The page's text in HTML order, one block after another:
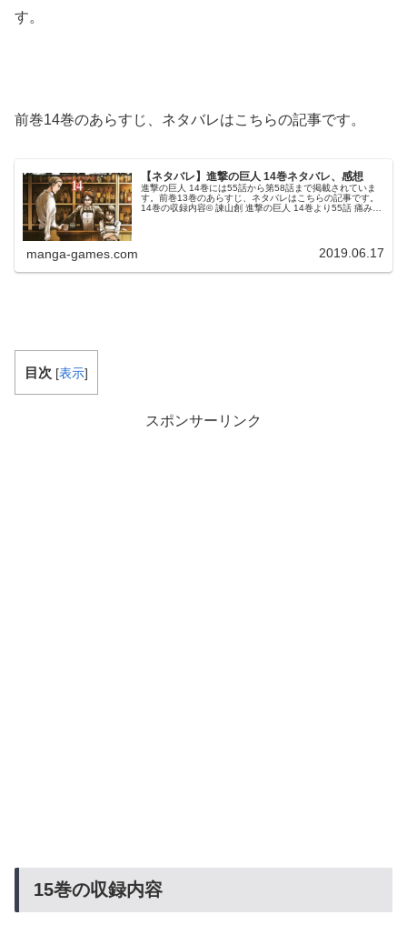
す。
前巻14巻のあらすじ、ネタバレはこちらの記事です。
【ネタバレ】進撃の巨人 14巻ネタバレ、感想
進撃の巨人 14巻には55話から第58話まで掲載されていま
す。前巻13巻のあらすじ、ネタバレはこちらの記事です。
14巻の収録内容© 諫山創 進撃の巨人 14巻より55話 痛みピ
manga-games.com 2019.06.17
目次 [表示]
スポンサーリンク
15巻の収録内容